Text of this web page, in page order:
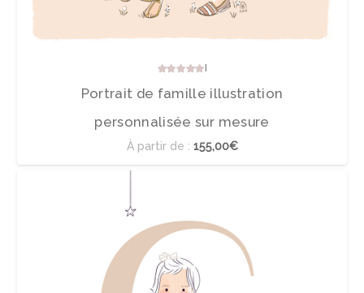
Note
Portrait de famille illustration
personnalisée sur mesure
À partir de : 155,00€